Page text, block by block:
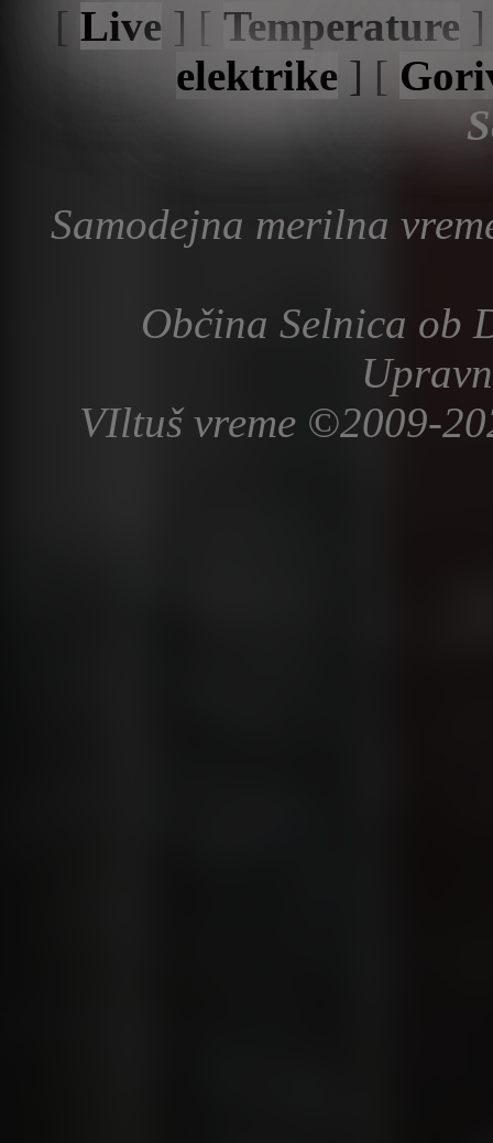
[ Live ] [ Temperature
elektrike] [
Samodejna merilna
Občina Selnica ob
VIltuš vreme ©2009-